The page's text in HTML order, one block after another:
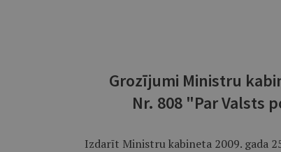
Grozījumi Ministru
Nr. 808 "Par Valsts
Izdarīt Ministru kabineta 2009. gada